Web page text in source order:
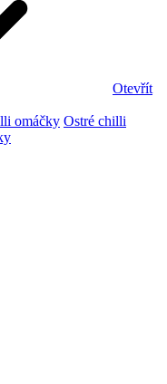
Otevřít
omáčky Ostré chilli